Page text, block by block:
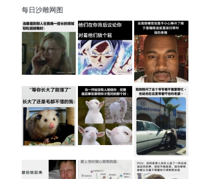
每日沙雕网图